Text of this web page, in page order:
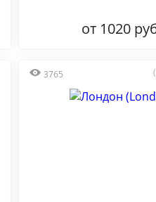
от 1020
3765